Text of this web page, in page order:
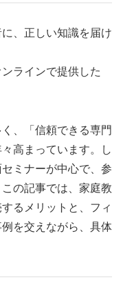
、正しい知識を届け
ラインで提供した
、「信頼できる専門
高まっています。し
ミナーが中心で、参
の記事では、家庭教
るメリットと、フィ
を交えながら、具体